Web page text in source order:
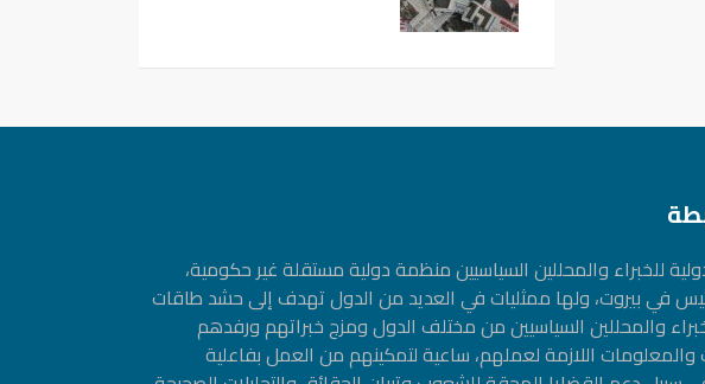
للخبراء والمحللین السیاسیین منظمة دولیة مستقلة غیر حكومیة،
في بيروت، ولها ممثليات في العديد من الدول تهدف إلى حشد طاقات
والمحللين السياسيين من مختلف الدول ومزج خبراتهم ورفدهم
والمعلومات اللازمة لعملهم، ساعية لتمكينهم من العمل بفاعلية